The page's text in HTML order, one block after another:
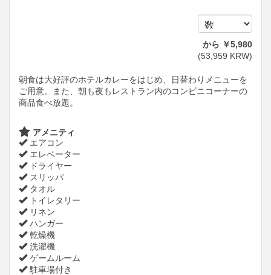
から ￥5,980
(53,959 KRW)
朝食は大好評のホテルカレーをはじめ、日替わりメニューを
ご用意。また、朝も夜もレストラン内のコンビニコーナーの
商品食べ放題。
アメニティ
エアコン
エレベーター
ドライヤー
スリッパ
タオル
トイレタリー
リネン
ハンガー
乾燥機
洗濯機
ゲームルーム
駐車場付き